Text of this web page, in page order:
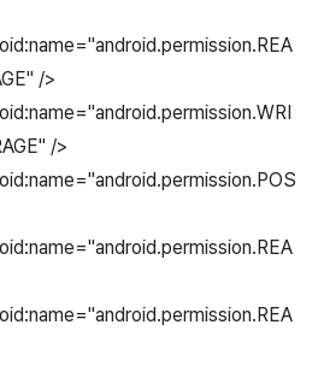
/>
/>